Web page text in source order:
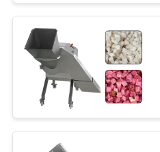
ขอ
ทุน
แผนผัง
เว็บไซต์